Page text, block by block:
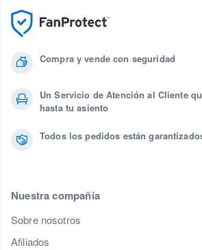
Compra y vende con seguridad
Un Servicio de Atención al Cliente
hasta tu asiento
Todos los pedidos están
Nuestra compañía
Sobre nosotros
Afiliados